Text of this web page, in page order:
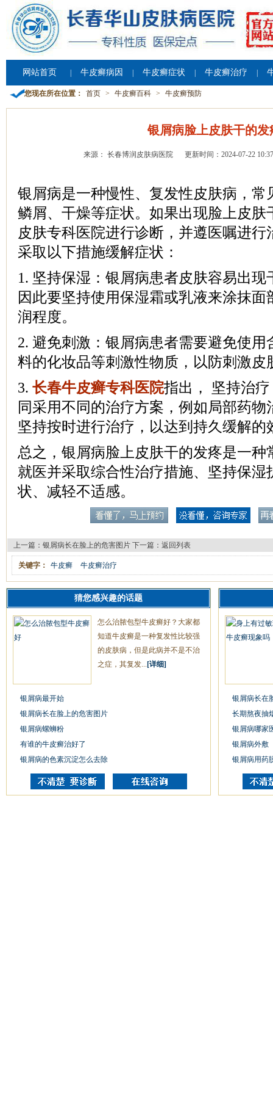
网站首页 牛皮癣病因 牛皮癣症状 牛皮癣治疗
您现在所在位置： 首页 > 牛皮癣百科 > 牛皮癣预防
银屑病脸上皮肤干的发
来源： 长春博润皮肤病医院 更新时间：2024-07-22
银屑病是一种慢性、复发性皮肤病，常
鳞屑、干燥等症状。如果出现脸上皮肤
皮肤专科医院进行诊断，并遵医嘱进行
采取以下措施缓解症状：
1. 坚持保湿：银屑病患者皮肤容易出
因此要坚持使用保湿霜或乳液来涂抹面
润程度。
2. 避免刺激：银屑病患者需要避免使用
料的化妆品等刺激性物质，以防刺激皮
3. 长春牛皮癣专科医院指出， 坚持治
同采用不同的治疗方案，例如局部药物
坚持按时进行治疗，以达到持久缓解的
总之，银屑病脸上皮肤干的发疼是一种
就医并采取综合性治疗措施、坚持保湿
状、减轻不适感。
上一篇： 银屑病长在脸上的危害图片 下一篇： 返回列表
关键字： 牛皮癣 牛皮癣治疗
猜您感兴趣的话题
怎么治脓包型牛皮癣好？大家都
知道牛皮癣是一种复发性比较强
的皮肤病，但是此病并不是不治
之症，其复发... [详细]
银屑病最开始
银屑病长在脸上的危害图片
银屑病螺蛳粉
有谁的牛皮癣治好了
银屑病的色素沉淀怎么去除
银屑病长在
长期熬夜抽
银屑病哪家
银屑病外敷
银屑病用药